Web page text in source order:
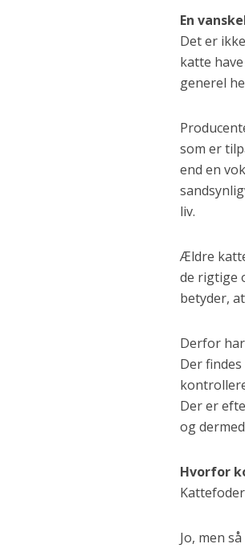
En
Det er
katte
generel
som er
end en
liv.
Ældre
de rigtige
betyder,
Derfor
Der
Der er
og
Hvorfor
Jo, men